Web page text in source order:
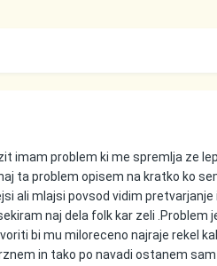
imam problem ki me spremlja ze
ta problem opisem na kratko ko
ali mlajsi povsod vidim pretvarjanje
naj dela folk kar zeli .Problem
bi mu miloreceno najraje rekel
in tako po navadi ostanem